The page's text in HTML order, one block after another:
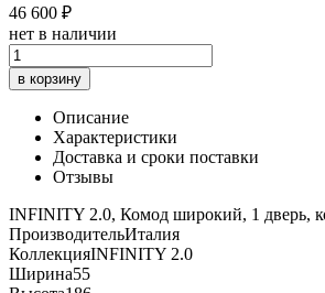
46 600 ₽
нет в наличии
в корзину
Описание
Характеристики
Доставка и сроки поставки
Отзывы
INFINITY 2.0, Комод широкий, 1 дверь,
ПроизводительИталия
КоллекцияINFINITY 2.0
Ширина55